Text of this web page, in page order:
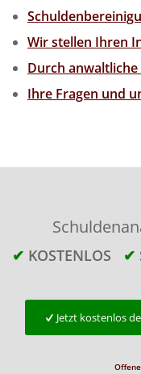
Wir stellen Ihren
Durch
Ihre Fragen und
✔ KOSTENLOS ✔
Jetzt kostenlos